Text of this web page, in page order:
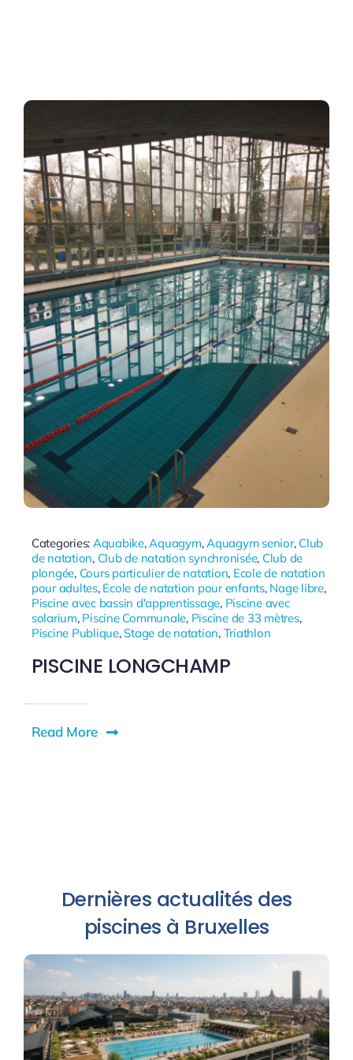
Categories: Aquabike,Aquagym,Aquagym senior, Club
de natation, Club de natation synchronisée, Club de
plongée, Cours particulier de natation, Ecole de natation
pour adultes, Ecole de natation pour enfants, Nage libre,
Piscine avec bassin d'apprentissage, Piscine avec
solarium, Piscine Communale, Piscine de 33 mètres,
Piscine Publique,Stage de natation, Triathlon
PISCINE LONGCHAMP
Read More
Dernières actualités des
piscines à Bruxelles